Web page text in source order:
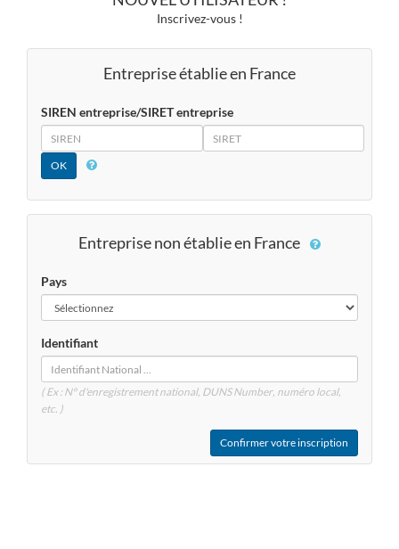
Inscrivez-vous !
Entreprise établie en France
SIREN entreprise/SIRET entreprise
SIREN
SIRET
Entreprise non établie en France
Pays
Identifiant
( Ex : N° d'enregistrement national, DUNSNumber, numéro local,
etc. )